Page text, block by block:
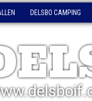
DELSBO CAMPING